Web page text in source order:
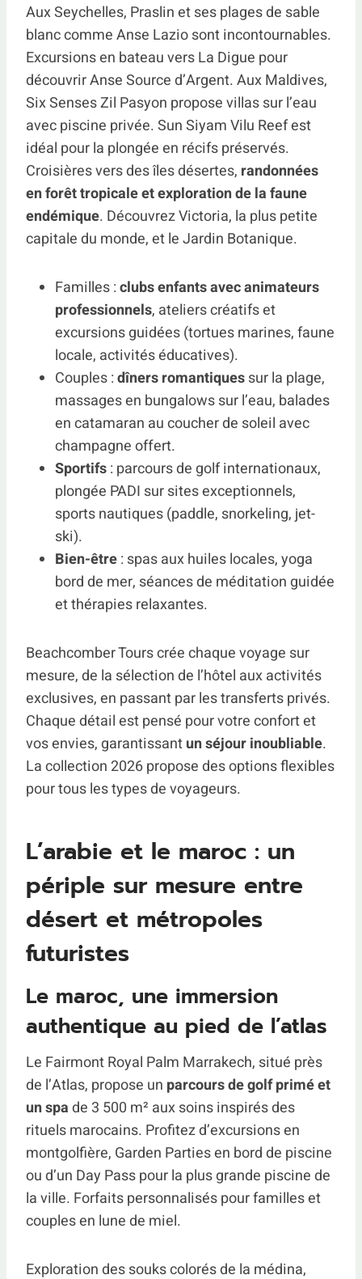
Aux Seychelles, Praslin et ses plages de sable
blanc comme Anse Lazio sont incontournables.
Excursions en bateau vers La Digue pour
découvrir Anse Source d’Argent. Aux Maldives,
Six Senses Zil Pasyon propose villas sur l’eau
avec piscine privée. Sun Siyam Vilu Reef est
idéal pour la plongée en récifs préservés.
Croisières vers des îles désertes, randonnées
en forêt tropicale et exploration de la faune
endémique. Découvrez Victoria, la plus petite
capitale du monde, et le Jardin Botanique.
Familles :clubs enfants avec animateurs
professionnels, ateliers créatifs et
excursions guidées (tortues marines, faune
locale, activités éducatives).
Couples :dîners romantiquessur la plage,
massages en bungalows sur l’eau, balades
en catamaran au coucher de soleil avec
champagne offert.
Sportifs: parcours de golf internationaux,
plongée PADI sur sites exceptionnels,
sports nautiques (paddle, snorkeling, jet-
ski).
Bien-être: spas aux huiles locales, yoga
bord de mer, séances de méditation guidée
et thérapies relaxantes.
Beachcomber Tours crée chaque voyage sur
mesure, de la sélection de l’hôtel aux activités
exclusives, en passant par les transferts privés.
Chaque détail est pensé pour votre confort et
vos envies, garantissantun séjour inoubliable.
La collection 2026 propose des options flexibles
pour tous les types de voyageurs.
L’arabie et le maroc : un
périple sur mesure entre
désert et métropoles
futuristes
Le maroc, une immersion
authentique au pied de l’atlas
Le Fairmont Royal Palm Marrakech, situé près
de l’Atlas, propose un parcours de golf primé et
un spade 3 500 m² aux soins inspirés des
rituels marocains. Profitez d’excursions en
montgolfière, Garden Parties en bord de piscine
ou d’un Day Pass pour la plus grande piscine de
la ville. Forfaits personnalisés pour familles et
couples en lune de miel.
Exploration des souks colorés de la médina,